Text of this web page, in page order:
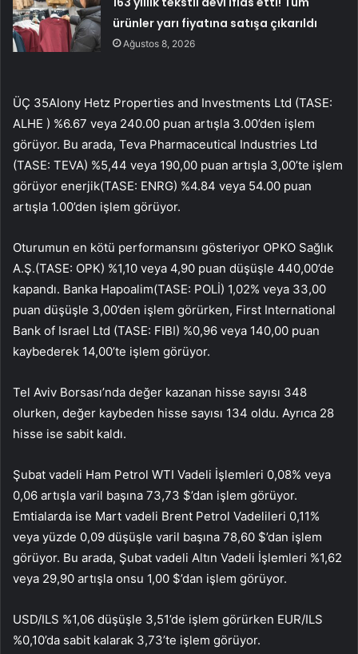
ürünler yarı fiyatına satışa çıkarıldı
Ağustos 8, 2026
ÜÇ 35Alony Hetz Properties and Investments Ltd (TASE:
ALHE ) %6.67 veya 240.00 puan artışla 3.00’den işlem
görüyor. Bu arada, Teva Pharmaceutical Industries Ltd
(TASE: TEVA) %5,44 veya 190,00 puan artışla 3,00’te işlem
görüyor enerjik(TASE: ENRG) %4.84 veya 54.00 puan
artışla 1.00’den işlem görüyor.
Oturumun en kötü performansını gösteriyor OPKO Sağlık
A.Ş.(TASE: OPK) %1,10 veya 4,90 puan düşüşle 440,00’de
kapandı. Banka Hapoalim(TASE: POLİ) 1,02% veya 33,00
puan düşüşle 3,00’den işlem görürken, First International
Bank of Israel Ltd (TASE: FIBI) %0,96 veya 140,00 puan
kaybederek 14,00’te işlem görüyor.
Tel Aviv Borsası’nda değer kazanan hisse sayısı 348
olurken, değer kaybeden hisse sayısı 134 oldu. Ayrıca 28
hisse ise sabit kaldı.
Şubat vadeli Ham Petrol WTI Vadeli İşlemleri 0,08% veya
0,06 artışla varil başına 73,73 $’dan işlem görüyor.
Emtialarda ise Mart vadeli Brent Petrol Vadelileri 0,11%
veya yüzde 0,09 düşüşle varil başına 78,60 $’dan işlem
görüyor. Bu arada, Şubat vadeli Altın Vadeli İşlemleri %1,62
veya 29,90 artışla onsu 1,00 $’dan işlem görüyor.
USD/ILS %1,06 düşüşle 3,51’de işlem görürken EUR/ILS
%0,10’da sabit kalarak 3,73’te işlem görüyor.